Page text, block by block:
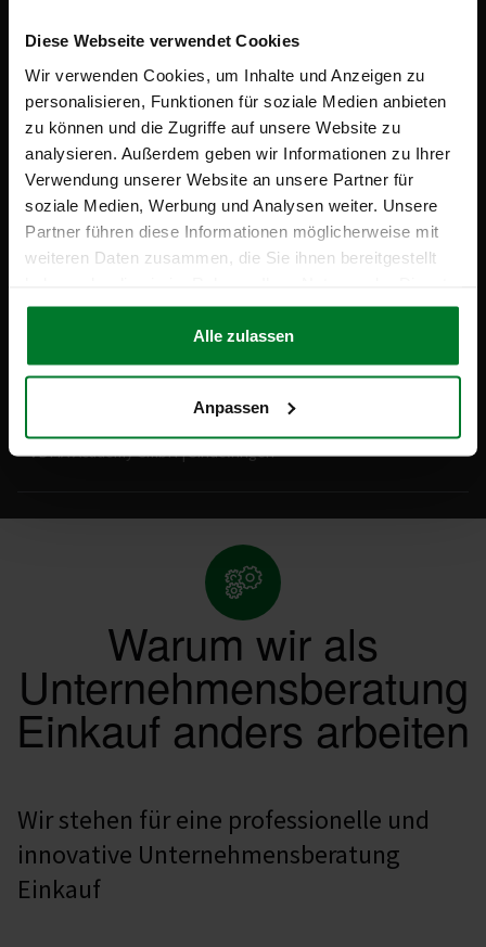
Diese Webseite verwendet Cookies
Wir verwenden Cookies, um Inhalte und Anzeigen zu
personalisieren, Funktionen für soziale Medien anbieten
zu können und die Zugriffe auf unsere Website zu
analysieren. Außerdem geben wir Informationen zu Ihrer
Verwendung unserer Website an unsere Partner für
soziale Medien, Werbung und Analysen weiter. Unsere
Partner führen diese Informationen möglicherweise mit
weiteren Daten zusammen, die Sie ihnen bereitgestellt
gesammelt haben.
Alle zulassen
Anpassen
04.09.2026
Digitalisierungsstrategie im Einkauf
08.09.2026
09.09.2026
VDMA Academy GmbH | Sindelfingen
Warum wir als
Unternehmensberatung
Einkauf anders arbeiten
Wir stehen für eine professionelle und
innovative Unternehmensberatung
Einkauf